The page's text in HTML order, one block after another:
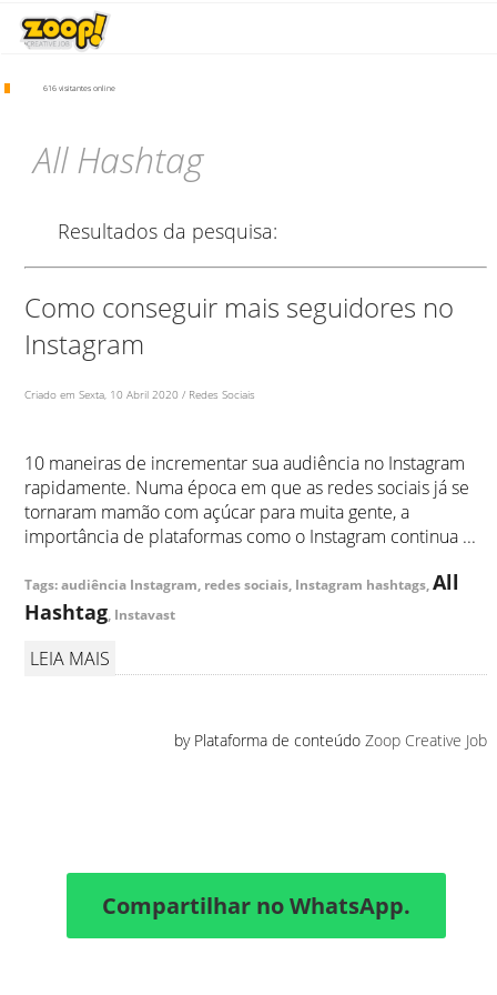
616 visitantes online
All Hashtag
Resultados da pesquisa:
Como conseguir mais seguidores no
Instagram
Criado em Sexta, 10 Abril 2020 / Redes Sociais
10 maneiras de incrementar sua audiência no Instagram
rapidamente. Numa época em que as redes sociais já se
tornaram mamão com açúcar para muita gente, a
importância de plataformas como o Instagram continua ...
Tags: audiência Instagram, redes sociais, Instagram hashtags,All
Hashtag, Instavast
LEIA MAIS
by Plataforma de conteúdoZoop Creative Job
Compartilhar no WhatsApp.